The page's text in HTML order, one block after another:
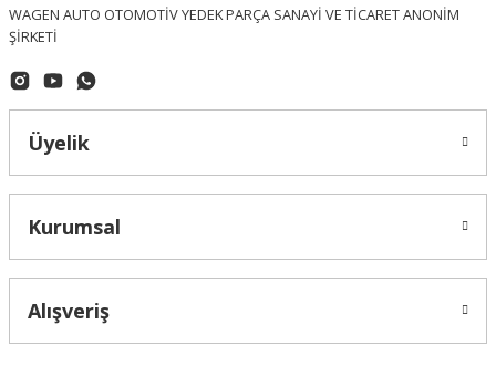
WAGEN AUTO OTOMOTİV YEDEK PARÇA SANAYİ VE TİCARET ANONİM
ŞİRKETİ
Üyelik
Kurumsal
Alışveriş